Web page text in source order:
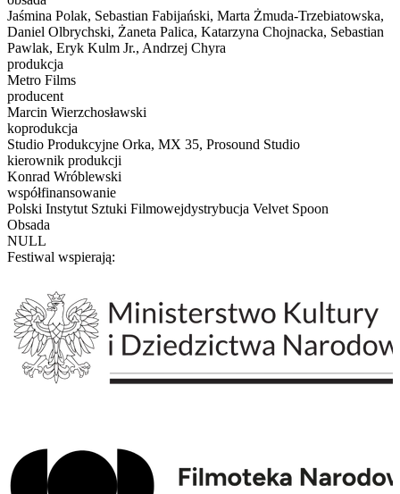
Jaśmina Polak, Sebastian Fabijański, Marta Żmuda-Trzebiatowska,
Daniel Olbrychski, Żaneta Palica, Katarzyna Chojnacka, Sebastian
Pawlak, Eryk Kulm Jr., Andrzej Chyra
produkcja
Metro Films
producent
Marcin Wierzchosławski
koprodukcja
Studio Produkcyjne Orka, MX 35, Prosound Studio
kierownik produkcji
Konrad Wróblewski
współfinansowanie
Polski Instytut Sztuki Filmowejdystrybucja Velvet Spoon
Obsada
NULL
Festiwal wspierają: